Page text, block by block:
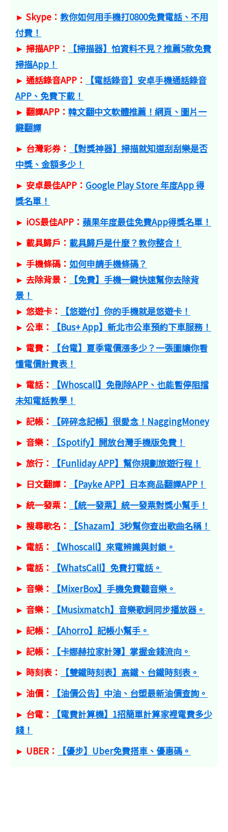
► Skype： 教你如何用手機打0800免費電話、不用
付費！
► 掃描APP：
【掃描器】怕資料不見？推薦5款免費
掃描App！
► 通話錄音APP：
【電話錄音】安卓手機通話錄音
APP、免費下載！
► 翻譯APP： 韓文翻中文軟體推薦！網頁、圖片一
鍵翻譯
► 台灣彩券：
【對獎神器】掃描就知道刮刮樂是否
中獎、金額多少！
► 安卓最佳APP： Google Play Store 年度App 得
獎名單！
► iOS最佳APP： 蘋果年度最佳免費App得獎名單！
► 載具歸戶： 載具歸戶是什麼？教你整合！
► 手機條碼： 如何申請手機條碼？
► 去除背景：
【免費】手機一鍵快速幫你去除背
景！
► 悠遊卡：
【悠遊付】你的手機就是悠遊卡！
► 公車：
【Bus+ App】新北市公車預約下車服務！
► 電費：
【台電】夏季電價漲多少？一張圖讓你看
懂電價計費表！
► 電話：
【Whoscall】免刪除APP、也能暫停阻擋
未知電話教學！
► 記帳：
【碎碎念記帳】很愛念！NaggingMoney
► 音樂：
【Spotify】開放台灣手機版免費！
► 旅行：
【Funliday APP】幫你規劃旅遊行程！
► 日文翻譯：
【Payke APP】日本商品翻譯APP！
► 統一發票：
【統一發票】統一發票對獎小幫手！
► 搜尋歌名：
【Shazam】3秒幫你查出歌曲名稱！
► 電話：
【Whoscall】來電辨識與封鎖。
► 電話：
【WhatsCall】免費打電話。
► 音樂：
【MixerBox】手機免費聽音樂。
► 音樂：
【Musixmatch】音樂歌詞同步播放器。
► 記帳：
【Ahorro】記帳小幫手。
► 記帳：
【卡娜赫拉家計簿】掌握金錢流向。
► 時刻表：
【雙鐵時刻表】高鐵、台鐵時刻表。
► 油價：
【油價公告】中油、台塑最新油價查詢。
► 台電：
【電費計算機】1招簡單計算家裡電費多少
錢！
► UBER：
【優步】Uber免費搭車、優惠碼。